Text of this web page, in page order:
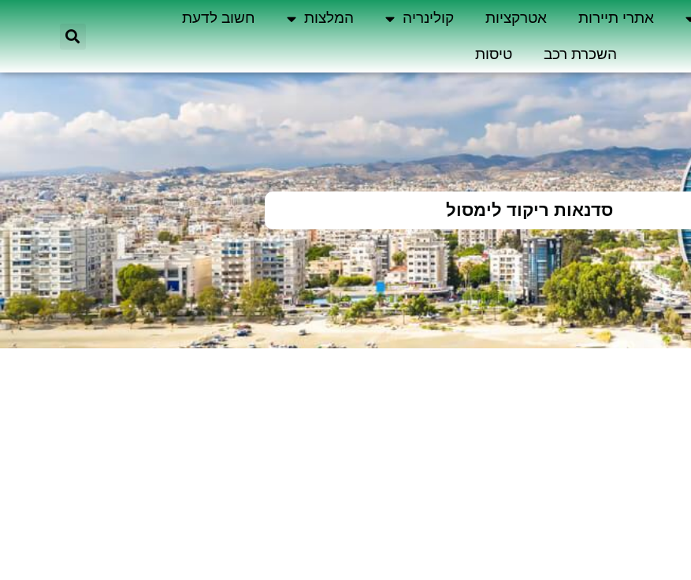
אתרי תיירות אטרקציות קולינריה המלצות חשוב לדעת
השכרת רכב טיסות
סדנאות ריקוד לימסול